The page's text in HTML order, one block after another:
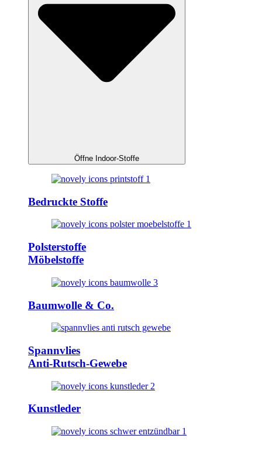
Öffne Indoor-Stoffe
Bedruckte Stoffe
Polsterstoffe
Möbelstoffe
Baumwolle & Co.
Spannvlies
Anti-Rutsch-Gewebe
Kunstleder